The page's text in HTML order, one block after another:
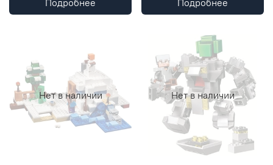
Нет в наличии Нет в наличии